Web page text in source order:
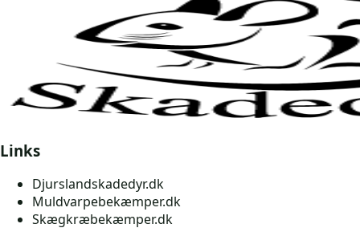
Links
Djurslandskadedyr.dk
Muldvarpebekæmper.dk
Skægkræbekæmper.dk